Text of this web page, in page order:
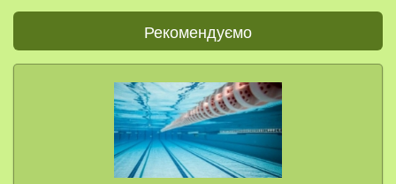
Рекомендуємо